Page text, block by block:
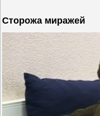
Сторожа миражей